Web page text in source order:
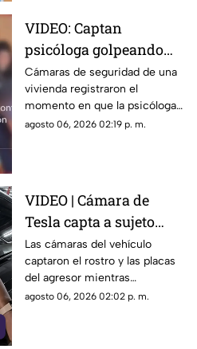
VIDEO: Captan
psicóloga golpeando
brutalmente a niño
INDEFENSO con
autismo y epilepsia
Cámaras de seguridad de una
vivienda registraron el
momento en que la psicóloga
agredió físicamente a un niño
agosto 06, 2026 02:19 p. m.
VIDEO | Cámara de
Tesla capta a sujeto
rayando el auto en
estacionamiento
Las cámaras del vehículo
captaron el rostro y las placas
del agresor mientras
vandalizaba la pintura. Esto
agosto 06, 2026 02:02 p. m.